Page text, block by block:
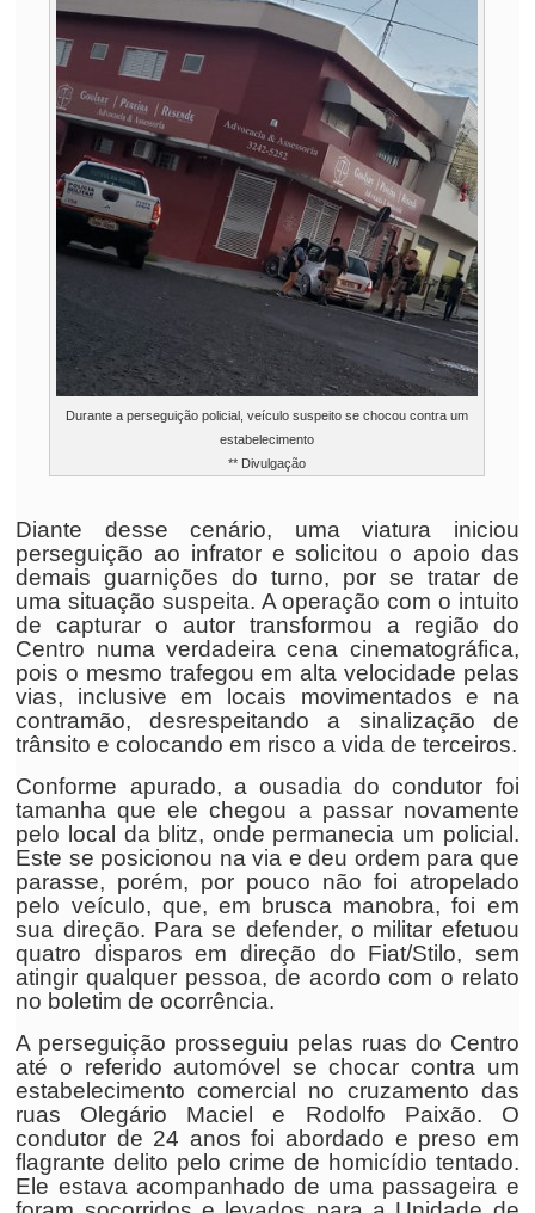
Durante a perseguição policial, veículo suspeito se chocou contra um
estabelecimento
** Divulgação
Diante desse cenário, uma viatura iniciou
perseguição ao infrator e solicitou o apoio das
demais guarnições do turno, por se tratar de
uma situação suspeita. A operação com o intuito
de capturar o autor transformou a região do
Centro numa verdadeira cena cinematográfica,
pois o mesmo trafegou em alta velocidade pelas
vias, inclusive em locais movimentados e na
contramão, desrespeitando a sinalização de
trânsito e colocando em risco a vida de terceiros.
Conforme apurado, a ousadia do condutor foi
tamanha que ele chegou a passar novamente
pelo local da blitz, onde permanecia um policial.
Este se posicionou na via e deu ordem para que
parasse, porém, por pouco não foi atropelado
pelo veículo, que, em brusca manobra, foi em
sua direção. Para se defender, o militar efetuou
quatro disparos em direção do Fiat/Stilo, sem
atingir qualquer pessoa, de acordo com o relato
no boletim de ocorrência.
A perseguição prosseguiu pelas ruas do Centro
até o referido automóvel se chocar contra um
estabelecimento comercial no cruzamento das
ruas Olegário Maciel e Rodolfo Paixão. O
condutor de 24 anos foi abordado e preso em
flagrante delito pelo crime de homicídio tentado.
Ele estava acompanhado de uma passageira e